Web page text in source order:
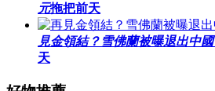
元拖把前天
見金領結？雪佛蘭被曝退出中
天